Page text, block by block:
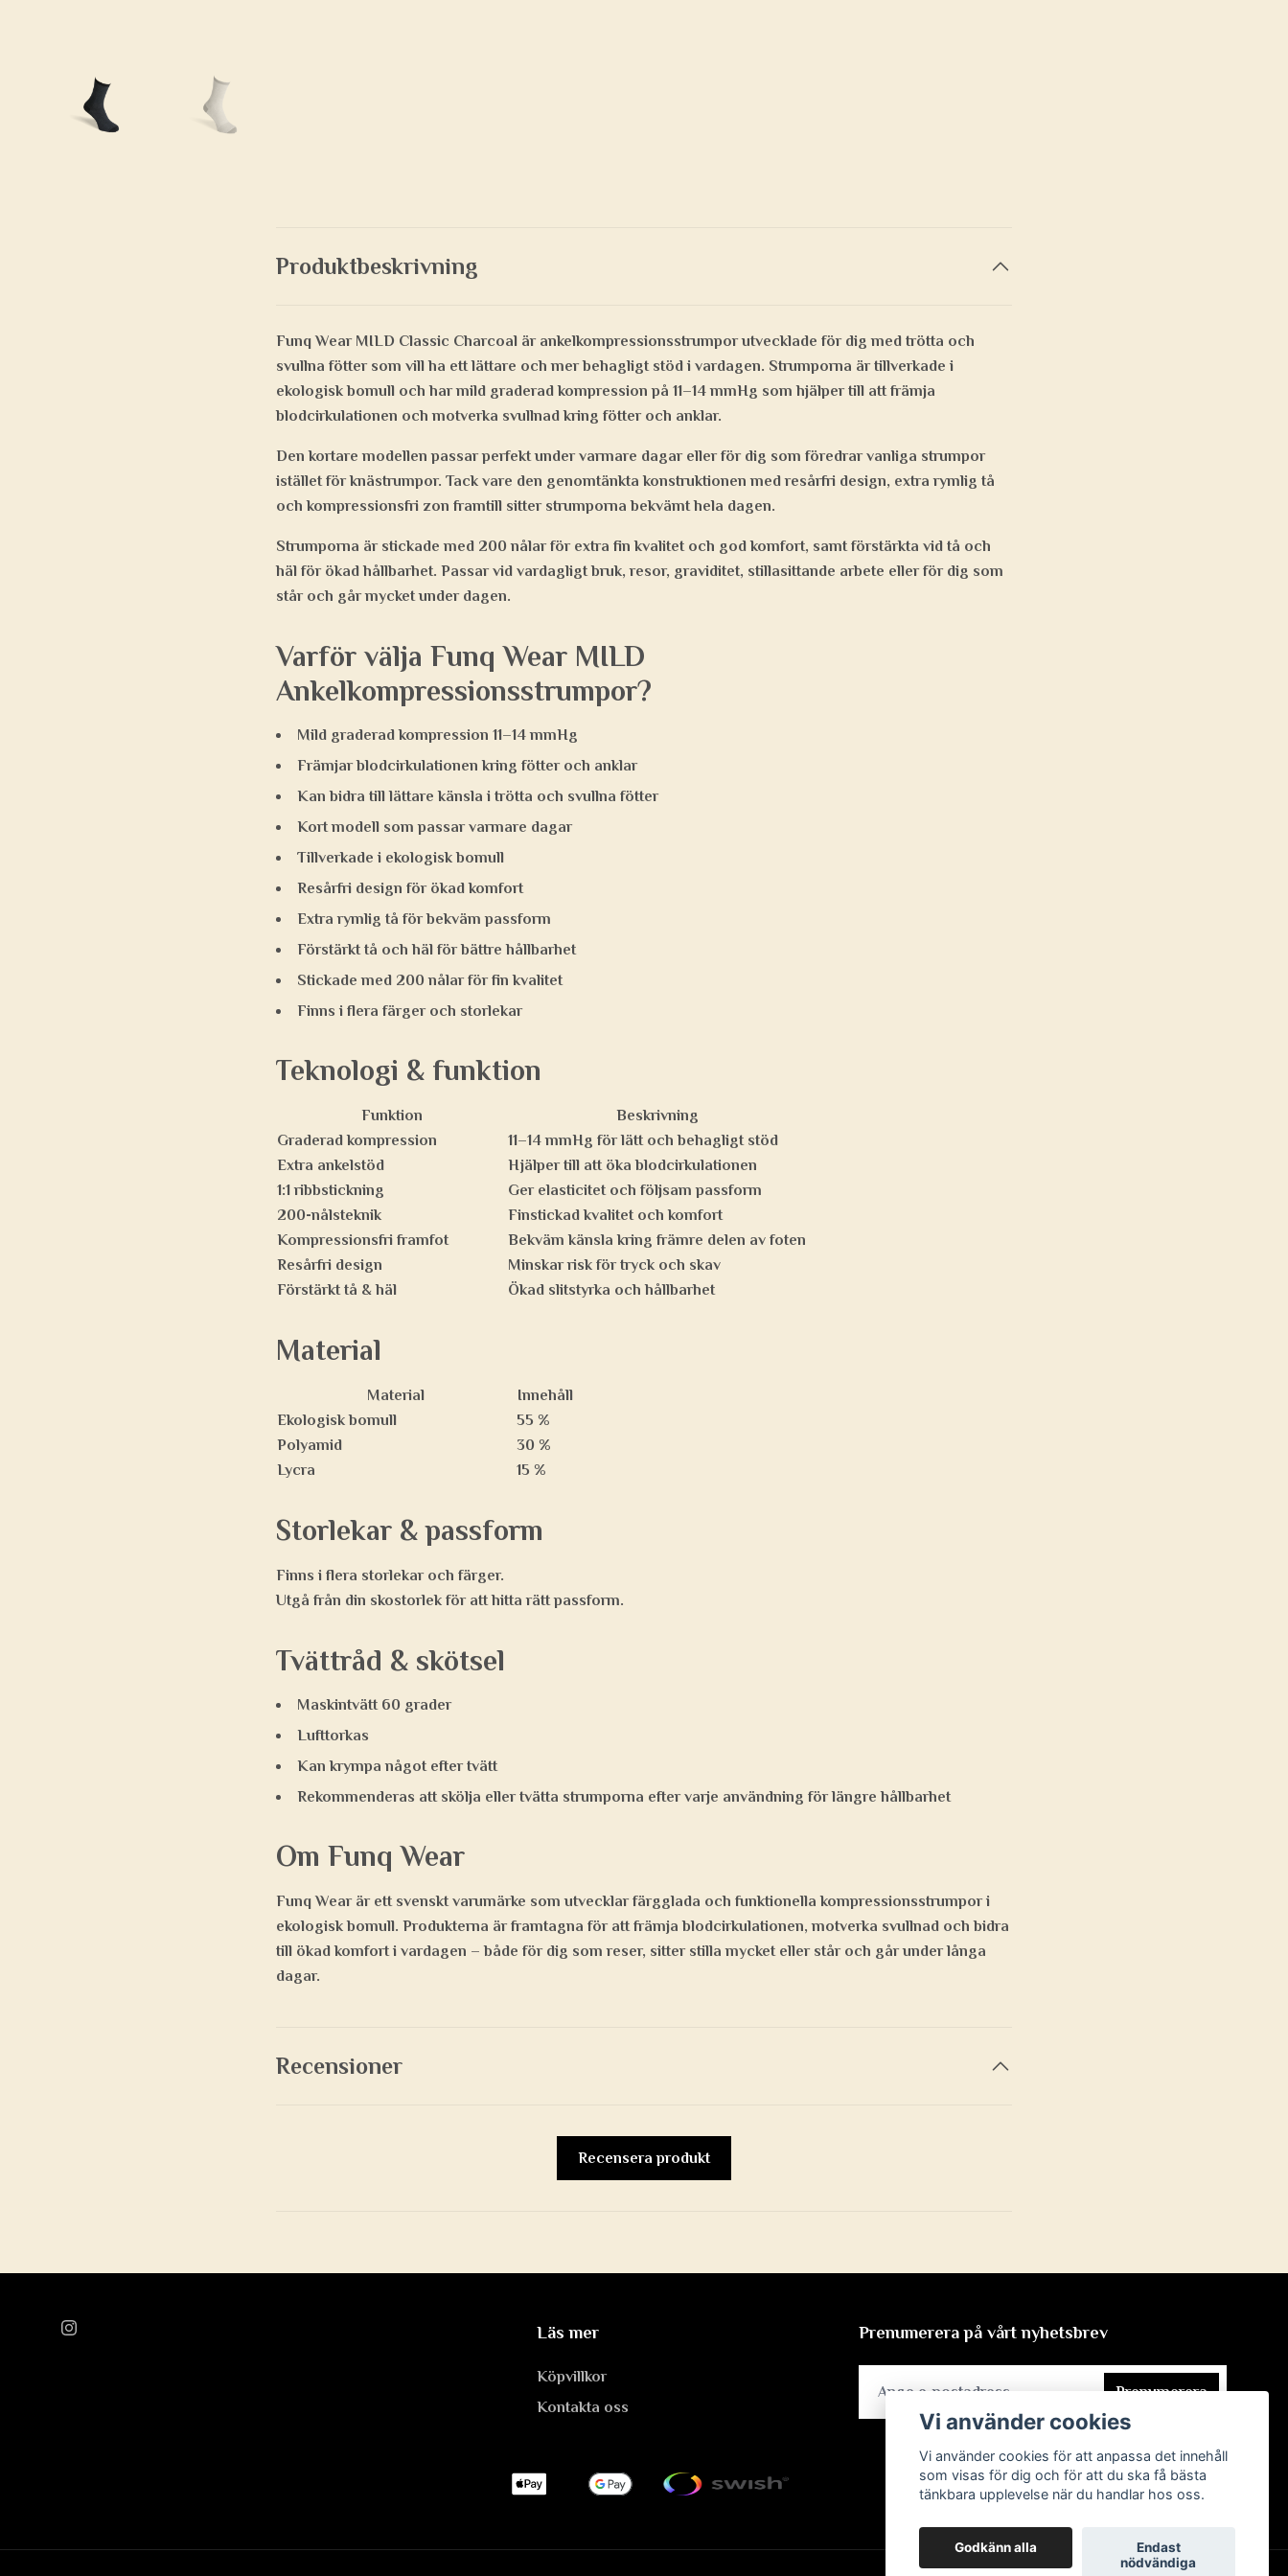
Produktbeskrivning
Funq Wear MILD Classic Charcoal är ankelkompressionsstrumpor utvecklade för dig med trötta och
svullna fötter som vill ha ett lättare och mer behagligt stöd i vardagen. Strumporna är tillverkade i
ekologisk bomull och har mild graderad kompression på 11–14 mmHg som hjälper till att främja
blodcirkulationen och motverka svullnad kring fötter och anklar.
Den kortare modellen passar perfekt under varmare dagar eller för dig som föredrar vanliga strumpor
istället för knästrumpor. Tack vare den genomtänkta konstruktionen med resårfri design, extra rymlig tå
och kompressionsfri zon framtill sitter strumporna bekvämt hela dagen.
Strumporna är stickade med 200 nålar för extra fin kvalitet och god komfort, samt förstärkta vid tå och
häl för ökad hållbarhet. Passar vid vardagligt bruk, resor, graviditet, stillasittande arbete eller för dig som
står och går mycket under dagen.
Varför välja Funq Wear MILD
Ankelkompressionsstrumpor?
Mild graderad kompression 11–14 mmHg
Främjar blodcirkulationen kring fötter och anklar
Kan bidra till lättare känsla i trötta och svullna fötter
Kort modell som passar varmare dagar
Tillverkade i ekologisk bomull
Resårfri design för ökad komfort
Extra rymlig tå för bekväm passform
Förstärkt tå och häl för bättre hållbarhet
Stickade med 200 nålar för fin kvalitet
Finns i flera färger och storlekar
Teknologi & funktion
Funktion
Beskrivning
Graderad kompression
11–14 mmHg för lätt och behagligt stöd
Extra ankelstöd
Hjälper till att öka blodcirkulationen
1:1 ribbstickning
Ger elasticitet och följsam passform
200-nålsteknik
Finstickad kvalitet och komfort
Kompressionsfri framfot
Bekväm känsla kring främre delen av foten
Resårfri design
Minskar risk för tryck och skav
Förstärkt tå & häl
Ökad slitstyrka och hållbarhet
Material
Material
Innehåll
Ekologisk bomull
55 %
Polyamid
30 %
Lycra
15 %
Storlekar & passform
Finns i flera storlekar och färger.
Utgå från din skostorlek för att hitta rätt passform.
Tvättråd & skötsel
Maskintvätt 60 grader
Lufttorkas
Kan krympa något efter tvätt
Rekommenderas att skölja eller tvätta strumporna efter varje användning för längre hållbarhet
Om Funq Wear
Funq Wear är ett svenskt varumärke som utvecklar färgglada och funktionella kompressionsstrumpor i
ekologisk bomull. Produkterna är framtagna för att främja blodcirkulationen, motverka svullnad och bidra
till ökad komfort i vardagen – både för dig som reser, sitter stilla mycket eller står och går under långa
dagar.
Recensioner
Recensera produkt
Läs mer
Köpvillkor
Kontakta oss
Prenumerera på vårt nyhetsbrev
Prenumerera
Vi använder cookies
Vi använder cookies för att anpassa det innehåll
som visas för dig och för att du ska få bästa
tänkbara upplevelse när du handlar hos oss.
Godkänn alla
Endast
nödvändiga